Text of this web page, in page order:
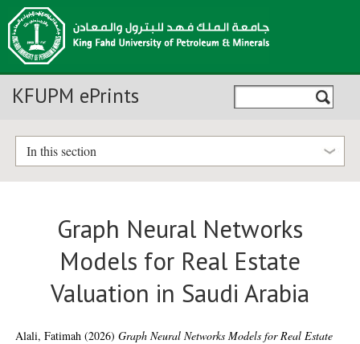
KFUPM ePrints
In this section
Graph Neural Networks
Models for Real Estate
Valuation in Saudi Arabia
Alali, Fatimah (2026)Graph Neural Networks Models for Real Estate